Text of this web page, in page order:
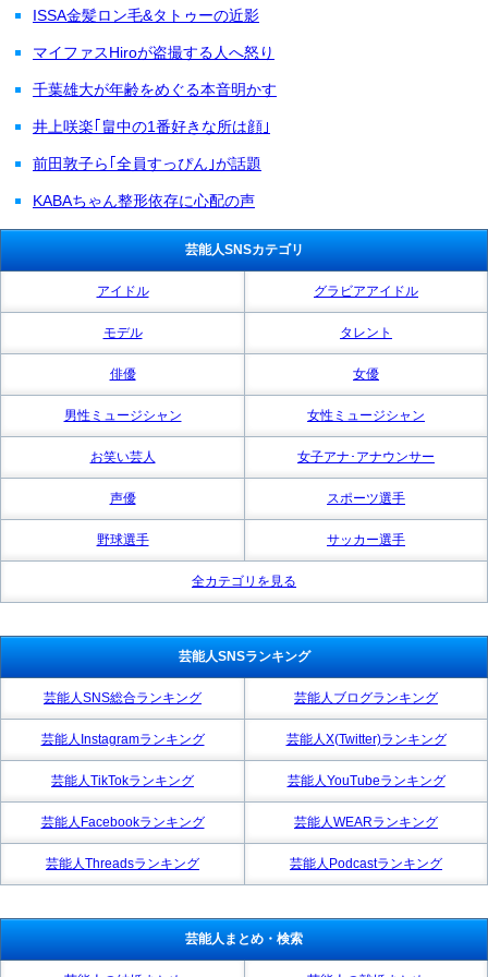
ISSA金髪ロン毛&タトゥーの近影
マイファスHiroが盗撮する人へ怒り
千葉雄大が年齢をめぐる本音明かす
井上咲楽｢畠中の1番好きな所は顔｣
前田敦子ら｢全員すっぴん｣が話題
KABAちゃん整形依存に心配の声
芸能人SNSカテゴリ
アイドル グラビアアイドル
モデル タレント
俳優 女優
男性ミュージシャン 女性ミュージシャン
お笑い芸人 女子アナ･アナウンサー
声優 スポーツ選手
野球選手 サッカー選手
全カテゴリを見る
芸能人SNSランキング
芸能人SNS総合ランキング 芸能人ブログランキング
芸能人Instagramランキング 芸能人X(Twitter)ランキング
芸能人TikTokランキング 芸能人YouTubeランキング
芸能人Facebookランキング 芸能人WEARランキング
芸能人Threadsランキング 芸能人Podcastランキング
芸能人まとめ・検索